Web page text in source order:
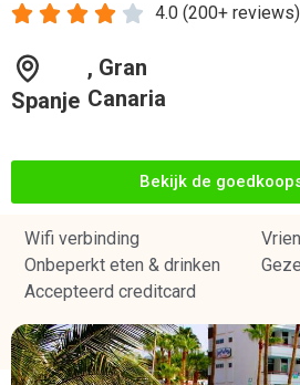
4.0 (200+ reviews)
    
Spanje
, Gran
Canaria
Bekijk de
Wifi verbinding
Onbeperkt eten & drinken
Accepteerd creditcard